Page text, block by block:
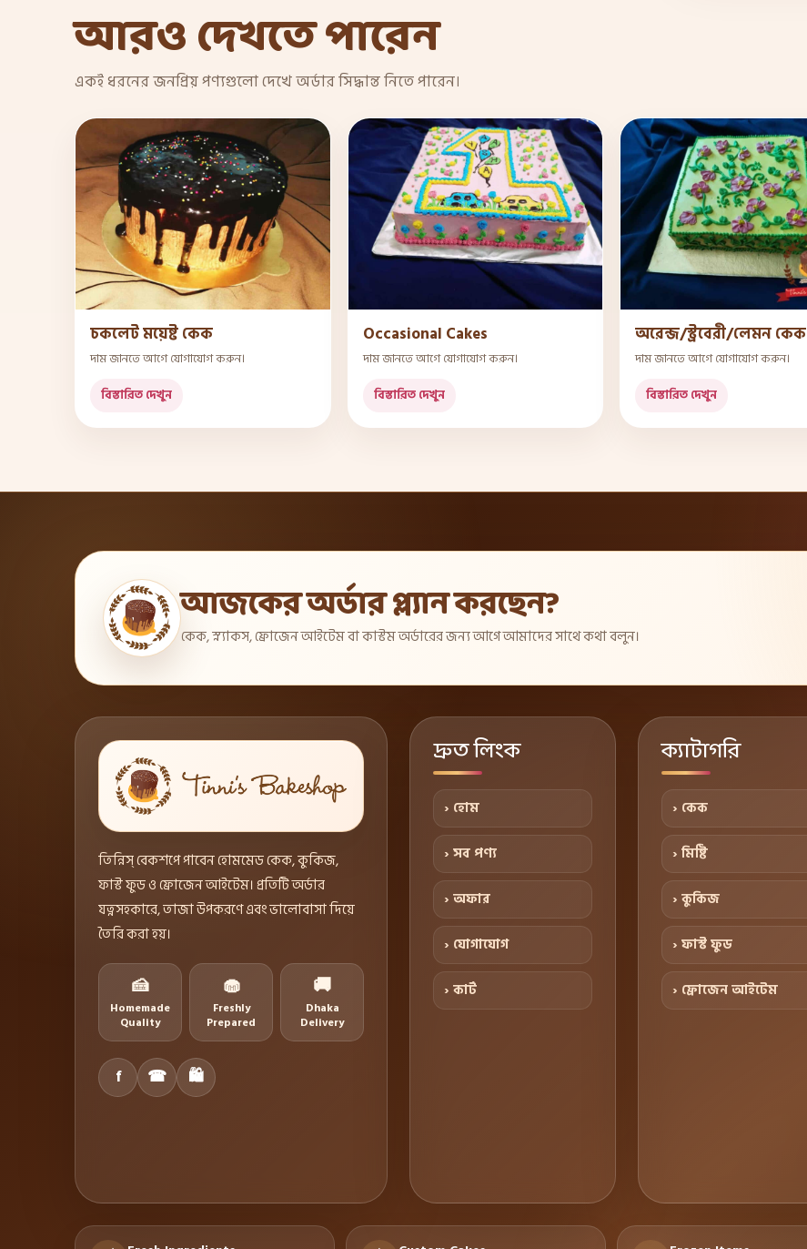
আরও দেখতে পারেন
একই ধরনের জনপ্রিয় পণ্যগুলো দেখে অর্ডার সিদ্ধান্ত নিতে পারেন।
চকলেট ময়েষ্ট কেক
দাম জানতে আগে যোগাযোগ করুন।
বিস্তারিত দেখুন
Occasional Cakes
দাম জানতে আগে যোগাযোগ করুন।
বিস্তারিত দেখুন
অরেন্জ/স্ট্রবেরী/লেমন কেক
দাম জানতে আগে যোগাযোগ করুন।
বিস্তারিত দেখুন
আজকের অর্ডার প্ল্যান করছেন?
কেক, স্ন্যাকস, ফ্রোজেন আইটেম বা কাস্টম অর্ডারের জন্য আগে আমাদের সাথে কথা বলুন।
তিন্নিস্ বেকশপে পাবেন হোমমেড কেক, কুকিজ,
ফাস্ট ফুড ও ফ্রোজেন আইটেম। প্রতিটি অর্ডার
যত্নসহকারে, তাজা উপকরণে এবং ভালোবাসা দিয়ে
তৈরি করা হয়।
🍰
Homemade
Quality
🧁
Freshly
Prepared
🚚
Dhaka
Delivery
f ☎ 🛍
দ্রুত লিংক
› হোম
› সব পণ্য
› অফার
› যোগাযোগ
› কার্ট
ক্যাটাগরি
› কেক
› মিষ্টি
› কুকিজ
› ফাস্ট ফুড
› ফ্রোজেন আইটেম